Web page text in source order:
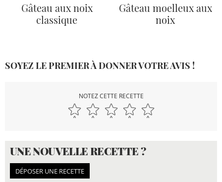
Gâteau aux noix
classique
Gâteau moelleux aux
noix
SOYEZ LE PREMIER À DONNER VOTRE AVIS !
NOTEZ CETTE RECETTE
UNE NOUVELLE RECETTE ?
DÉPOSER UNE RECETTE